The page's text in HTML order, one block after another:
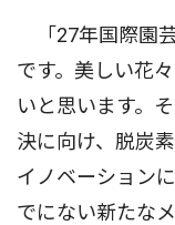
「27年国際園
です。美しい花
いと思います。
決に向け、脱炭
イノベーション
でにない新たな